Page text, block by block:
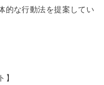
的な行動法を提案してい
】